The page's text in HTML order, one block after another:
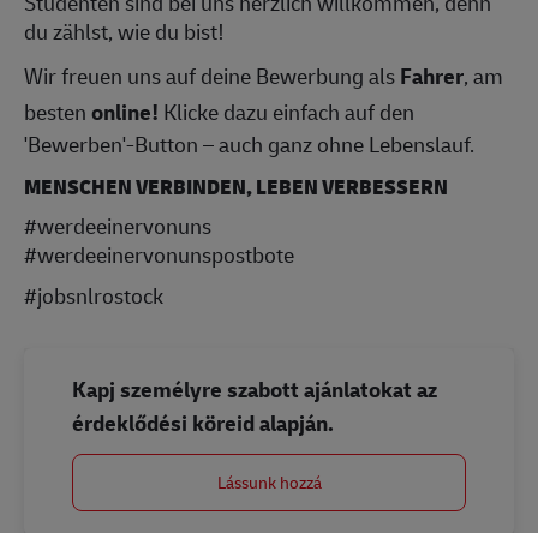
du zählst, wie du bist!
Wir freuen uns auf deine Bewerbung alsFahrer, am
bestenonline! Klicke dazu einfach auf den
'Bewerben'-Button – auch ganz ohne Lebenslauf.
MENSCHEN VERBINDEN, LEBEN VERBESSERN
#werdeeinervonuns
#werdeeinervonunspostbote
#jobsnlrostock
Kapj személyre szabott ajánlatokat az
érdeklődési köreid alapján.
Lássunk hozzá